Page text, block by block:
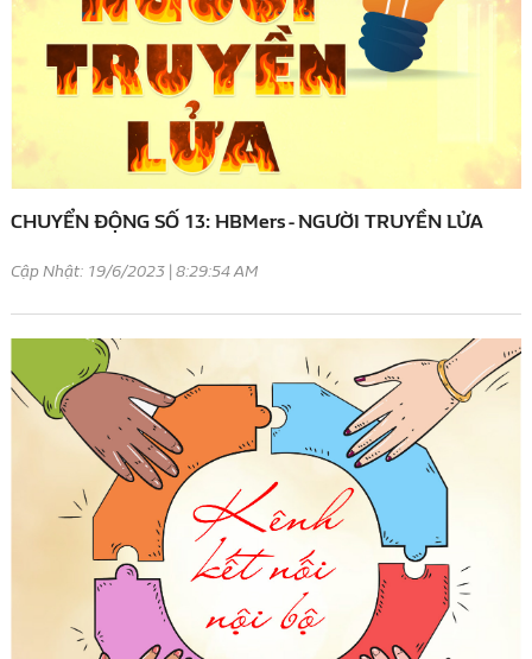
CHUYỂN ĐỘNG SỐ 13: HBMers - NGƯỜI TRUYỀN LỬA
Cập Nhật: 19/6/2023 | 8:29:54 AM